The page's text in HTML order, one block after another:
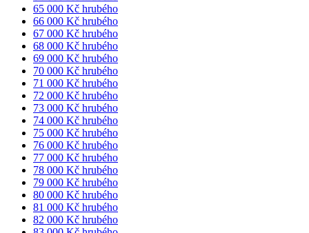
65 000 Kč hrubého
66 000 Kč hrubého
67 000 Kč hrubého
68 000 Kč hrubého
69 000 Kč hrubého
70 000 Kč hrubého
71 000 Kč hrubého
72 000 Kč hrubého
73 000 Kč hrubého
74 000 Kč hrubého
75 000 Kč hrubého
76 000 Kč hrubého
77 000 Kč hrubého
78 000 Kč hrubého
79 000 Kč hrubého
80 000 Kč hrubého
81 000 Kč hrubého
82 000 Kč hrubého